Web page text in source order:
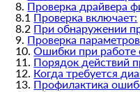
8. Проверка драйвера
8.1 Проверка включает:
8.2 При обнаружении
9. Проверка
10.Ошибки при
11. Порядок действий
12. Когда требуется
13. Профилактика